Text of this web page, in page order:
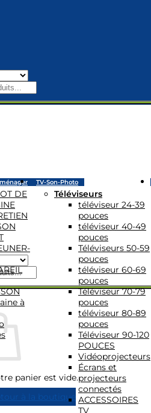
panier est vide.
à la boutique
DE
à
TV-Son-Photo
Téléviseurs
téléviseur 24-39
pouces
téléviseur 40-49
pouces
Téléviseurs 50-59
pouces
téléviseur 60-69
pouces
Téléviseur 70-79
pouces
téléviseur 80-89
pouces
Téléviseur 90-120
POUCES
Vidéoprojecteurs
Écrans et
projecteurs
connectés
ACCESSOIRES
TV